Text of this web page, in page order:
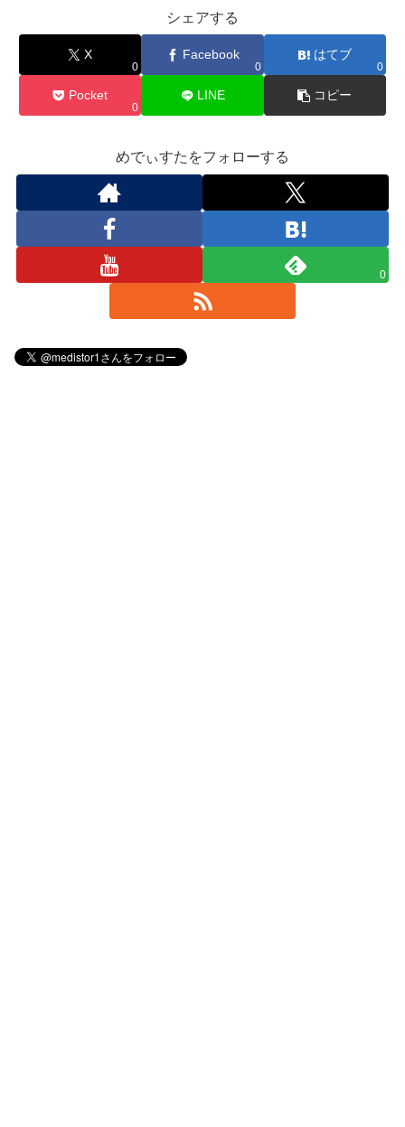
シェアする
X
0
Facebook
0
はてブ
0
Pocket
0
LINE コピー
めでぃすたをフォローする
0